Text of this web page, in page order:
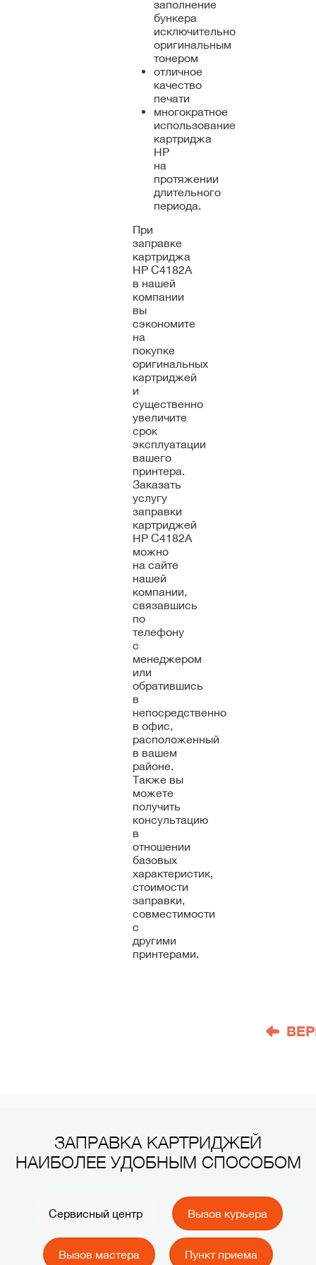
заполнение
бункера
исключительно
оригинальным
тонером
отличное
качество
печати
многократное
использование
картриджа
HP
на
протяжении
длительного
периода.
При
заправке
картриджа
HP C4182A
в нашей
компании
вы
сэкономите
на
покупке
оригинальных
картриджей
и
существенно
увеличите
срок
эксплуатации
вашего
принтера.
Заказать
услугу
заправки
картриджей
HP C4182A
можно
на сайте
нашей
компании,
связавшись
по
телефону
с
менеджером
или
обратившись
в
непосредственно
в офис,
расположенный
в вашем
районе.
Также вы
можете
получить
консультацию
в
отношении
базовых
характеристик,
стоимости
заправки,
совместимости
с
другими
принтерами.
ЗАПРАВКА КАРТРИДЖЕЙ
НАИБОЛЕЕ УДОБНЫМ СПОСОБОМ
Сервисный центр Вызов курьера
Вызов мастера Пункт приема